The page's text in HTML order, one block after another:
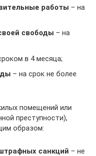
работы – на
свободы – на
в 4 месяца;
– на срок не более
помещений или
преступности),
образом:
санкций – не